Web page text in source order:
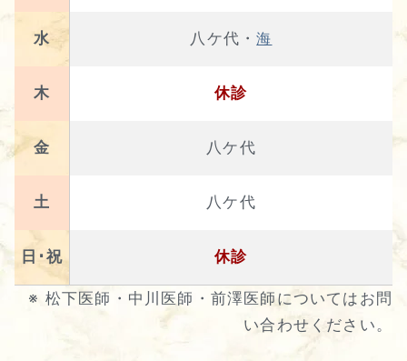
水
木
金
土
日･祝
八ケ代・海
休診
八ケ代
八ケ代
休診
※ 松下医師・中川医師・前澤医師についてはお問
い合わせください。